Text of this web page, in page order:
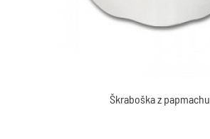
Škraboška z papmachu